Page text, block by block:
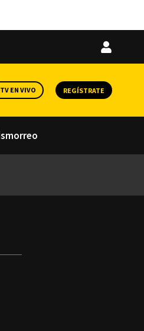
Iniciar
TV EN VIVO REGÍSTRATE